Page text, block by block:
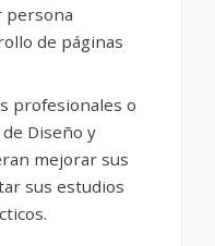
persona
de páginas
profesionales o
Diseño y
mejorar sus
sus estudios